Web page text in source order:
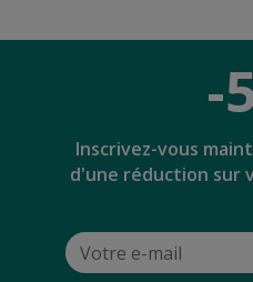
-
Inscrivez-vous
d'une réduction sur